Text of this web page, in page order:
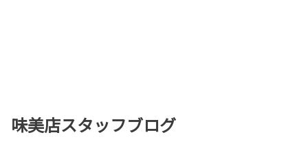
味美店スタッフブログ